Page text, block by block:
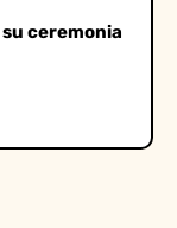
ceremonia